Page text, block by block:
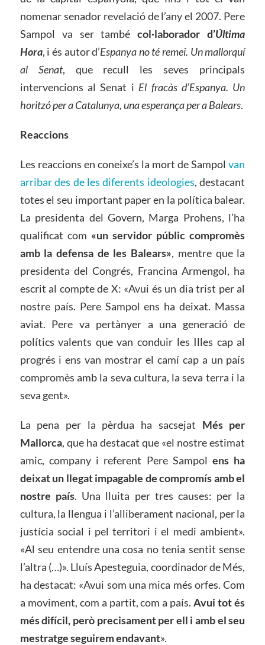
nomenar senador revelació de l’any el 2007. Pere
Sampol va ser tambécol·laborador d’Última
Hora, i és autor d’Espanya no té remei. Un mallorquí
al Senat, que recull les seves principals
intervencions al Senat i El fracàs d’Espanya. Un
horitzó per a Catalunya, una esperança per a Balears.
Reaccions
Les reaccions en coneixe’s la mort de Sampolvan
arribar des de les diferents ideologies, destacant
totes el seu important paper en la política balear.
La presidenta del Govern, Marga Prohens, l’ha
qualificat com «un servidor públic compromès
amb la defensa de les Balears», mentre que la
presidenta del Congrés, Francina Armengol, ha
escrit al compte de X: «Avui és un dia trist per al
nostre país. Pere Sampol ens ha deixat. Massa
aviat. Pere va pertànyer a una generació de
polítics valents que van conduir les Illes cap al
progrés i ens van mostrar el camí cap a un país
compromès amb la seva cultura, la seva terra i la
seva gent».
La pena per la pèrdua ha sacsejat Més per
Mallorca, que ha destacat que «el nostre estimat
amic, company i referent Pere Sampolens ha
deixat un llegat impagable de compromís amb el
nostre país. Una lluita per tres causes: per la
cultura, la llengua i l’alliberament nacional, per la
justícia social i pel territori i el medi ambient».
«Al seu entendre una cosa no tenia sentit sense
l’altra (…)». Lluís Apesteguia, coordinador de Més,
ha destacat: «Avui som una mica més orfes. Com
a moviment, com a partit, com a país.Avui tot és
més difícil, però precisament per ell i amb el seu
mestratge seguirem endavant».